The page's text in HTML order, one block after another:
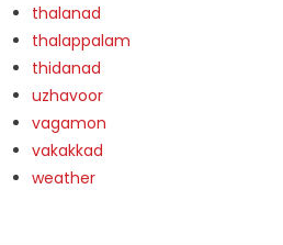
thalanad
thalappalam
thidanad
uzhavoor
vagamon
vakakkad
weather